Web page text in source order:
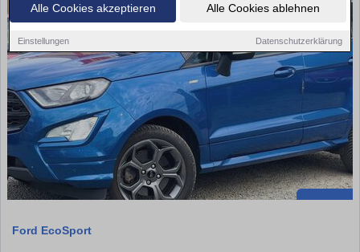
Alle Cookies akzeptieren Alle Cookies ablehnen
Einstellungen Datenschutzerklärung
Ford EcoSport